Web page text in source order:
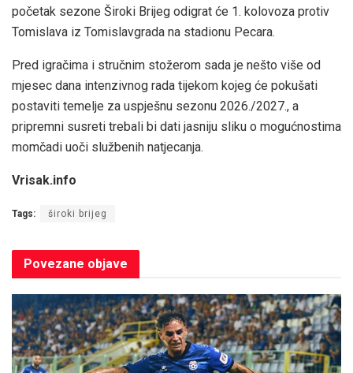
početak sezone Široki Brijeg odigrat će 1. kolovoza protiv
Tomislava iz Tomislavgrada na stadionu Pecara.
Pred igračima i stručnim stožerom sada je nešto više od
mjesec dana intenzivnog rada tijekom kojeg će pokušati
postaviti temelje za uspješnu sezonu 2026./2027., a
pripremni susreti trebali bi dati jasniju sliku o mogućnostima
momčadi uoči službenih natjecanja.
Vrisak.info
Tags: široki brijeg
Povezane objave